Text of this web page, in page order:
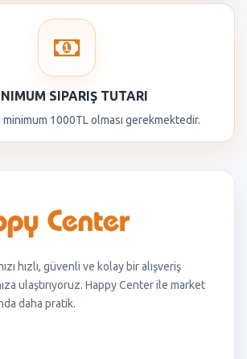
SIPARIŞ TUTARI
minimum 1000TL olması gerekmektedir.
hızlı, güvenli ve kolay bir alışveriş
ulaştırıyoruz. Happy Center ile market
daha pratik.